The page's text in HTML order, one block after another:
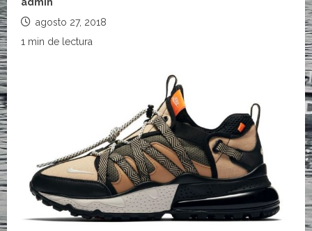
agosto 27, 2018
1 min de lectura